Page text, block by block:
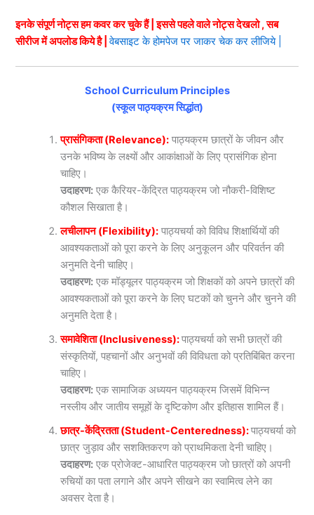
इनके संपूर्ण नोट्स हम कवर कर चुके हैं | इससे पहले वाले नोट्स देखलो , सब
सीरीज में अपलोड किये है |वेबसाइट के होमपेज पर जाकर चेक कर लीजिये |
School Curriculum Principles
(स्कूल पाठ्यक्रम सिद्धांत)
प्रासंगिकता (Relevance): पाठ्यक्रम छात्रों के जीवन और
उनके भविष्य के लक्ष्यों और आकांक्षाओं के लिए प्रासंगिक होना
चाहिए।
उदाहरण: एक कैरियर-केंद्रित पाठ्यक्रम जो नौकरी-विशिष्ट
कौशल सिखाता है।
लचीलापन (Flexibility): पाठ्यचर्या को विविध शिक्षार्थियों की
आवश्यकताओं को पूरा करने के लिए अनुकूलन और परिवर्तन की
अनुमति देनी चाहिए।
उदाहरण: एक मॉड्यूलर पाठ्यक्रम जो शिक्षकों को अपने छात्रों की
आवश्यकताओं को पूरा करने के लिए घटकों को चुनने और चुनने की
अनुमति देता है।
समावेशिता (Inclusiveness):पाठ्यचर्या को सभी छात्रों की
संस्कृतियों, पहचानों और अनुभवों की विविधता को प्रतिबिंबित करना
चाहिए।
उदाहरण: एक सामाजिक अध्ययन पाठ्यक्रम जिसमें विभिन्न
नस्लीय और जातीय समूहों के दृष्टिकोण और इतिहास शामिल हैं।
छात्र-केंद्रितता (Student-Centeredness):पाठ्यचर्या को
छात्र जुड़ाव और सशक्तिकरण को प्राथमिकता देनी चाहिए।
उदाहरण: एक प्रोजेक्ट-आधारित पाठ्यक्रम जो छात्रों को अपनी
रुचियों का पता लगाने और अपने सीखने का स्वामित्व लेने का
अवसर देता है।